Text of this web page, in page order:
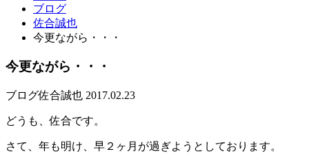
ブログ
佐合誠也
今更ながら・・・
今更ながら・・・
ブログ佐合誠也 2017.02.23
どうも、佐合です。
さて、年も明け、早２ヶ月が過ぎようとしております。